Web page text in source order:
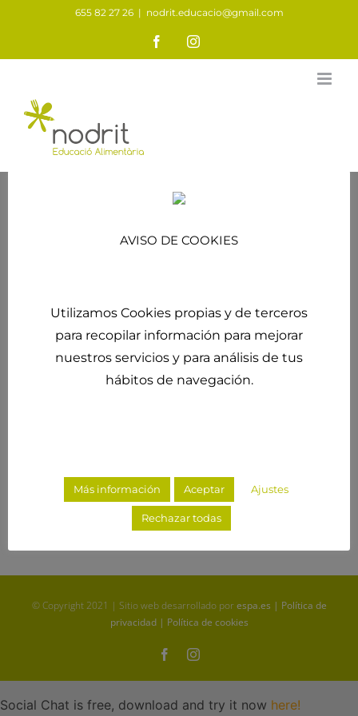
655 82 27 26 | nodrit.educacio@gmail.com
FacebookInstagram
Dietas Milagro
¿Funcionan las dietas milagro?
mayo 13th, 2021 | Dietas Milagro
Más información
© Copyright 2021 | Sitio web desarrollado porespa.es | Política de
privacidad| Política de cookies
AVISO DE COOKIES
Utilizamos Cookies propias y de terceros
para recopilar información para mejorar
nuestros servicios y para análisis de tus
hábitos de navegación.
Más información Aceptar Ajustes
Rechazar todas
Social Chat is free, download and try it now here!